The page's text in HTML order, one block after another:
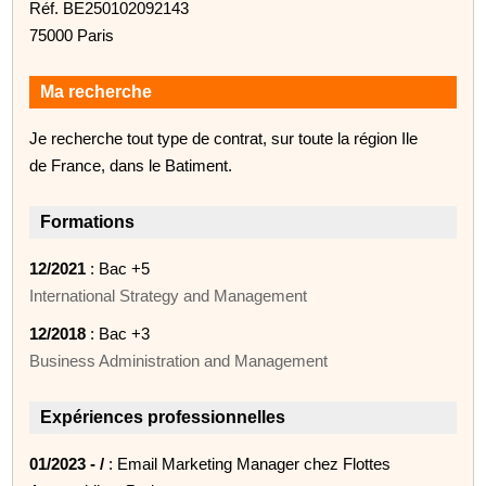
Réf. BE250102092143
75000 Paris
Ma recherche
Je recherche tout type de contrat, sur toute la région Ile
de France, dans le Batiment.
Formations
12/2021 : Bac +5
International Strategy and Management
12/2018 : Bac +3
Business Administration and Management
Expériences professionnelles
01/2023 - / : Email Marketing Manager chez Flottes